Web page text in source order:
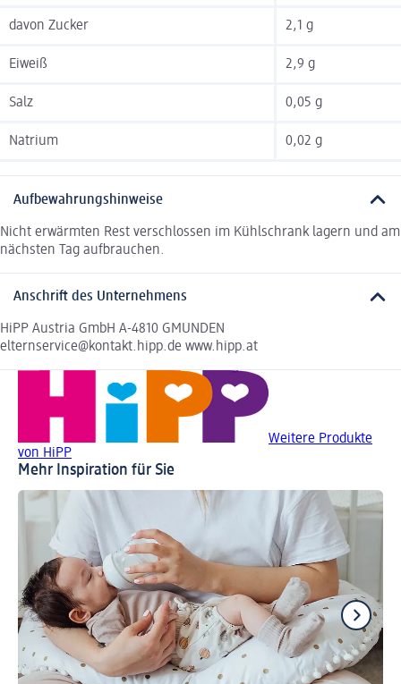
davon Zucker 2,1 g
Eiweiß 2,9 g
Salz 0,05 g
Natrium 0,02 g
Aufbewahrungshinweise
Nicht erwärmten Rest verschlossen im Kühlschrank lagern und am
nächsten Tag aufbrauchen.
Anschrift des Unternehmens
HiPP Austria GmbH A-4810 GMUNDEN
elternservice@kontakt.hipp.de www.hipp.at
Weitere Produkte
von HiPP
Mehr Inspiration für Sie